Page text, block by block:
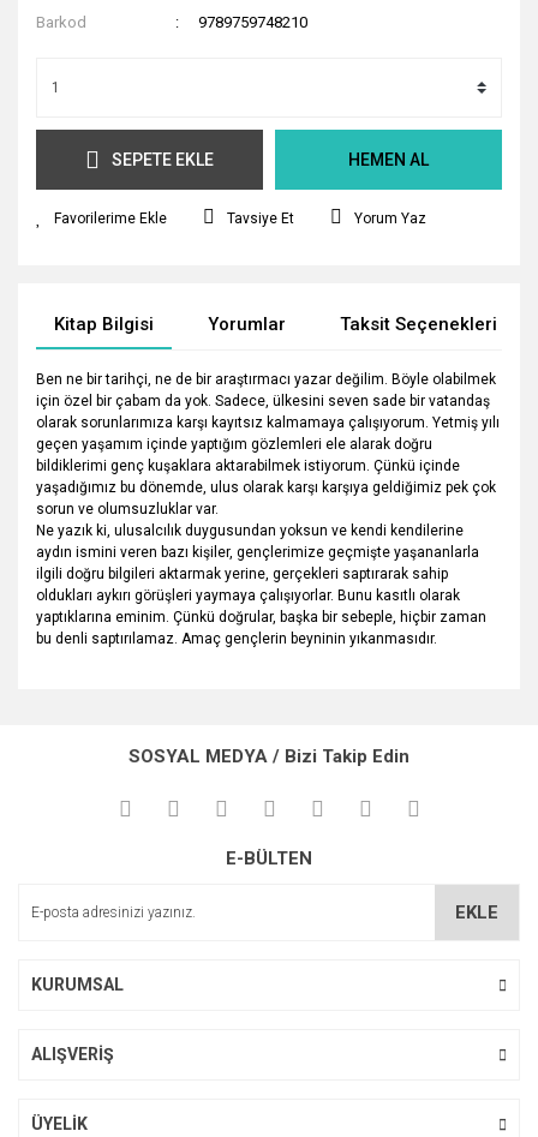
Barkod
9789759748210
SEPETE EKLE HEMEN AL
Tavsiye Et Yorum Yaz
Kitap Bilgisi Yorumlar Taksit Seçenekleri
Ben ne bir tarihçi, ne de bir araştırmacı yazar değilim. Böyle olabilmek
için özel bir çabam da yok. Sadece, ülkesini seven sade bir vatandaş
olarak sorunlarımıza karşı kayıtsız kalmamaya çalışıyorum. Yetmiş yılı
geçen yaşamım içinde yaptığım gözlemleri ele alarak doğru
bildiklerimi genç kuşaklara aktarabilmek istiyorum. Çünkü içinde
yaşadığımız bu dönemde, ulus olarak karşı karşıya geldiğimiz pek çok
sorun ve olumsuzluklar var.
Ne yazık ki, ulusalcılık duygusundan yoksun ve kendi kendilerine
aydın ismini veren bazı kişiler, gençlerimize geçmişte yaşananlarla
ilgili doğru bilgileri aktarmak yerine, gerçekleri saptırarak sahip
oldukları aykırı görüşleri yaymaya çalışıyorlar. Bunu kasıtlı olarak
yaptıklarına eminim. Çünkü doğrular, başka bir sebeple, hiçbir zaman
bu denli saptırılamaz. Amaç gençlerin beyninin yıkanmasıdır.
kullanarak tarafımıza iletebilirsiniz.
Görüş ve önerileriniz için teşekkür ederiz.
Ürün açıklamasında eksik bilgiler bulunuyor.
SOSYAL MEDYA / Bizi Takip Edin
E-BÜLTEN
EKLE
KURUMSAL
ALIŞVERİŞ
ÜYELİK